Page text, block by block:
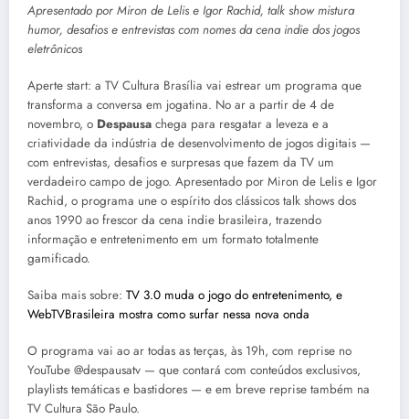
Apresentado por Miron de Lelis e Igor Rachid, talk show mistura
humor, desafios e entrevistas com nomes da cena indie dos jogos
eletrônicos
Aperte start: a TV Cultura Brasília vai estrear um programa que
transforma a conversa em jogatina. No ar a partir de 4 de
novembro, o Despausa chega para resgatar a leveza e a
criatividade da indústria de desenvolvimento de jogos digitais —
com entrevistas, desafios e surpresas que fazem da TV um
verdadeiro campo de jogo. Apresentado por Miron de Lelis e Igor
Rachid, o programa une o espírito dos clássicos talk shows dos
anos 1990 ao frescor da cena indie brasileira, trazendo
informação e entretenimento em um formato totalmente
gamificado.
Saiba mais sobre: TV 3.0 muda o jogo do entretenimento, e
WebTVBrasileira mostra como surfar nessa nova onda
O programa vai ao ar todas as terças, às 19h, com reprise no
YouTube @despausatv — que contará com conteúdos exclusivos,
playlists temáticas e bastidores — e em breve reprise também na
TV Cultura São Paulo.